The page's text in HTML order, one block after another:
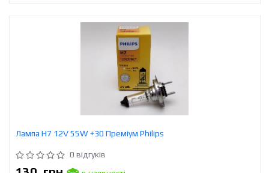
Лампа H7 12V 55W +30 Преміум Philips
0 відгуків